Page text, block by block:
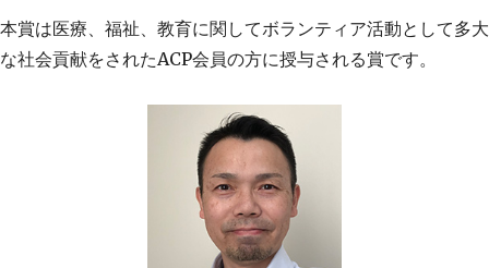
本賞は医療、福祉、教育に関してボランティア活動として多大
な社会貢献をされたACP会員の方に授与される賞です。